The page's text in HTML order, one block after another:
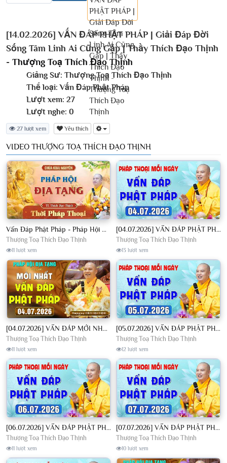
[14.02.2026] VẤN ĐÁP PHẬT PHÁP | Giải Đáp Đời
Sống Tâm Linh Ai Cũng Gặp | Thầy Thích Đạo Thịnh
- Thượng Toạ Thích Đạo Thịnh
Giảng Sư: Thượng Toạ Thích Đạo Thịnh
Thể loại: Vấn Đáp Phật Pháp
Lượt xem: 27
Lượt nghe: 0
27 lượt xem Yêu thích
VIDEO THƯỢNG TOẠ THÍCH ĐẠO THỊNH
Vấn Đáp Phật Pháp - Pháp Hội Địa Tạng Ngày 01/08/2026│TT. Thích Đạo Thịnh
Thượng Toạ Thích Đạo Thịnh
11 lượt xem
[04.07.2026] VẤN ĐÁP PHẬT PHÁP - Nghe Thầy giảng Pháp mỗi ngày CÔNG ĐỨC VÔ LƯỢNG│TT. Thích Đạo Thịnh
Thượng Toạ Thích Đạo Thịnh
13 lượt xem
[04.07.2026] VẤN ĐÁP MỚI NHẤT - Pháp Hội Địa Tạng Chùa Khai Nguyên | TT. Thích Đạo Thịnh
Thượng Toạ Thích Đạo Thịnh
11 lượt xem
[05.07.2026] VẤN ĐÁP PHẬT PHÁP - Nghe Thầy giảng Pháp mỗi ngày CÔNG ĐỨC VÔ LƯỢNG│TT. Thích Đạo Thịnh
Thượng Toạ Thích Đạo Thịnh
12 lượt xem
[06.07.2026] VẤN ĐÁP PHẬT PHÁP - Nghe Thầy giảng Pháp mỗi ngày CÔNG ĐỨC VÔ LƯỢNG│TT. Thích Đạo Thịnh
Thượng Toạ Thích Đạo Thịnh
11 lượt xem
[07.07.2026] VẤN ĐÁP PHẬT PHÁP - Nghe Thầy giảng Pháp mỗi ngày CÔNG ĐỨC VÔ LƯỢNG│TT. Thích Đạo Thịnh
Thượng Toạ Thích Đạo Thịnh
10 lượt xem